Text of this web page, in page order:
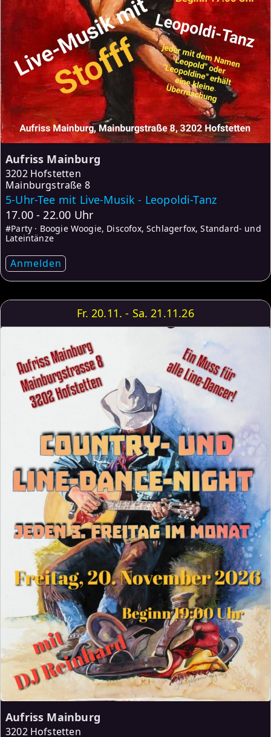
Aufriss Mainburg
3202 Hofstetten
Mainburgstraße 8
5-Uhr-Tee mit Live-Musik - Leopoldi-Tanz
17.00 - 22.00 Uhr
#Party · Boogie Woogie, Discofox, Schlagerfox, Standard- und
Lateintänze
Anmelden
Fr. 20.11. - Sa. 21.11.26
Aufriss Mainburg
3202 Hofstetten